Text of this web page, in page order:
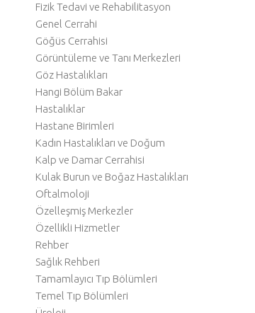
Fizik Tedavi ve Rehabilitasyon
Genel Cerrahi
Göğüs Cerrahisi
Görüntüleme ve Tanı Merkezleri
Göz Hastalıkları
Hangi Bölüm Bakar
Hastalıklar
Hastane Birimleri
Kadın Hastalıkları ve Doğum
Kalp ve Damar Cerrahisi
Kulak Burun ve Boğaz Hastalıkları
Oftalmoloji
Özelleşmiş Merkezler
Özellikli Hizmetler
Rehber
Sağlık Rehberi
Tamamlayıcı Tıp Bölümleri
Temel Tıp Bölümleri